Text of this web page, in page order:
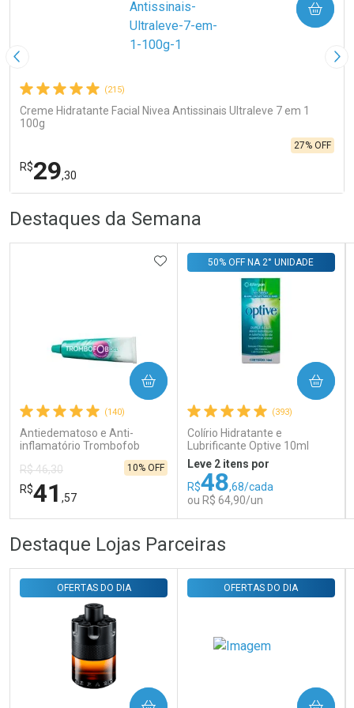
Imagem Anterior
(215)
Creme Hidratante Facial Nivea Antissinais Ultraleve 7 em 1
100g
R$29,30
27% OFF
COMPRAR
Laboratório
Comprar sem Desconto
Por R$ 29,30/cada
Por Menos
Comprar sem Desconto
Por R$ 29,30/cada
Destaques da Semana
(140)
Antiedematoso e Anti-
inflamatório Trombofob
R$ 46,30
R$41 ,57
10% OFF
ADICIONAR AOS FAVORITOS
COMPRAR
FECHAR
Laboratório
FECHAR
Por Menos
(393)
Colírio Hidratante e
Lubrificante Optive 10ml
50% OFF NA 2° UNIDADE
Leve 2 itens por
R$48,68/cada
ou R$ 64,90/un
COMPRAR
Por Menos
Destaque Lojas Parceiras
OFERTAS DO DIA OFERTAS DO DIA